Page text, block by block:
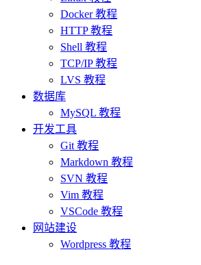
Docker 教程
HTTP 教程
Shell 教程
TCP/IP 教程
LVS 教程
数据库
MySQL 教程
开发工具
Git 教程
Markdown 教程
SVN 教程
Vim 教程
VSCode 教程
网站建设
Wordpress 教程